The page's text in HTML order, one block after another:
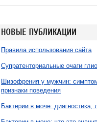
НОВЫЕ ПУБЛИКАЦИИ
Правила использования сайта
Супратенториальные очаги
Шизофрения у мужчин:
признаки поведения
Бактерии в моче: диагностика,